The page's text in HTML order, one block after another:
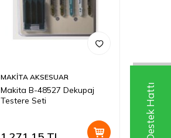
MAKİTA AKSESUAR
Makita B-48527 Dekupaj
Testere Seti